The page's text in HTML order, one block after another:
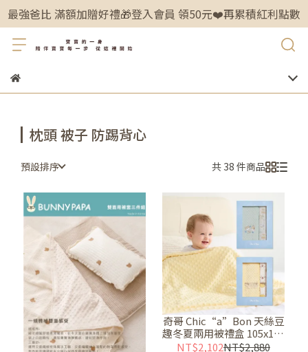
最強爸比 滿額加贈好禮🎁登入會員 領50元❤️再累積紅利點數
枕頭 被子 防踢背心
預設排序 共 38 件商品
奇哥 Chic“a”Bon 天絲豆
趣冬夏兩用被禮盒 105x135
cm豆豆被-附提袋(兩色)
NT$2,102NT$2,880